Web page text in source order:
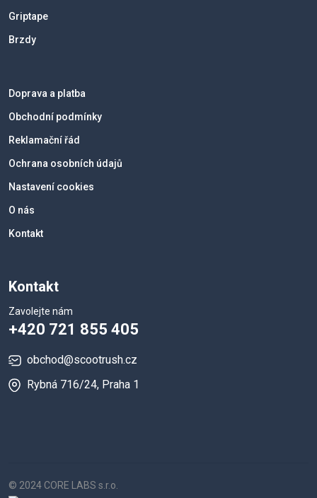
Griptape
Brzdy
Doprava a platba
Obchodní podmínky
Reklamační řád
Ochrana osobních údajů
Nastavení cookies
O nás
Kontakt
Kontakt
Zavolejte nám
+420 721 855 405
obchod@scootrush.cz
Rybná 716/24, Praha 1
© 2024 CORE LABS s.r.o.